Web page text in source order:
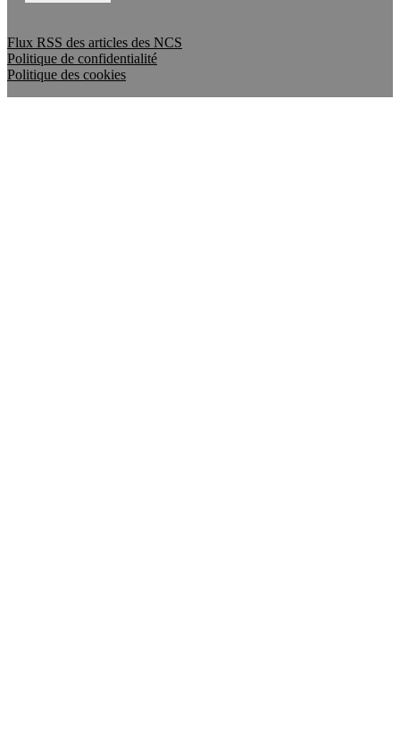
Flux RSS des articles des NCS
Politique de confidentialité
Politique des cookies